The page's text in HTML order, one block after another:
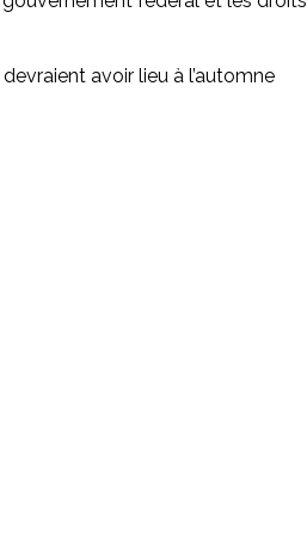
avoir lieu à l’automne